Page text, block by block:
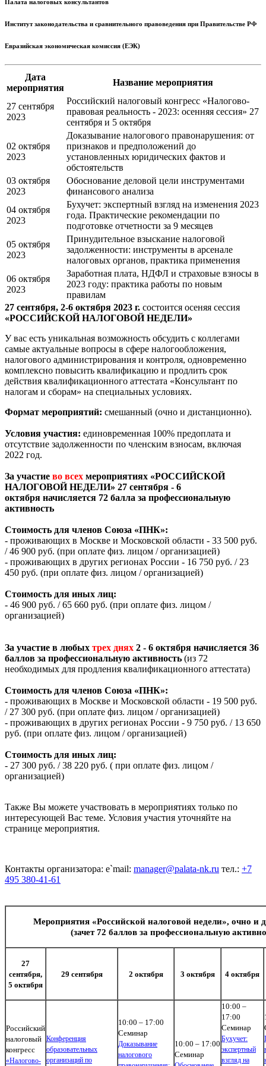
Палата налоговых консультантов
Институт законодательства и сравнительного правоведения при Правительстве РФ
Евразийская экономическая комиссия (ЕЭК)
Дата
мероприятия
Название мероприятия
27 сентября
2023
Российский налоговый конгресс «Налогово-
правовая реальность - 2023: осенняя сессия» 27
сентября и 5 октября
02 октября
2023
Доказывание налогового правонарушения: от
признаков и предположений до
установленных юридических фактов и
обстоятельств
03 октября
2023
Обоснование деловой цели инструментами
финансового анализа
04 октября
2023
Бухучет: экспертный взгляд на изменения 2023
года. Практические рекомендации по
подготовке отчетности за 9 месяцев
05 октября
2023
Принудительное взыскание налоговой
задолженности: инструменты в арсенале
налоговых органов, практика применения
06 октября
2023
Заработная плата, НДФЛ и страховые взносы в
2023 году: практика работы по новым
правилам
27 сентября, 2-6 октября 2023 г. состоится осеняя сессия
«РОССИЙСКОЙ НАЛОГОВОЙ НЕДЕЛИ»
У вас есть уникальная возможность обсудить с коллегами
самые актуальные вопросы в сфере налогообложения,
налогового администрирования и контроля, одновременно
комплексно повысить квалификацию и продлить срок
действия квалификационного аттестата «Консультант по
налогам и сборам» на специальных условиях.
Формат мероприятий: смешанный (очно и дистанционно).
Условия участия: единовременная 100% предоплата и
отсутствие задолженности по членским взносам, включая
2022 год.
За участие во всех мероприятиях «РОССИЙСКОЙ
НАЛОГОВОЙ НЕДЕЛИ» 27 сентября - 6
октября начисляется 72 балла за профессиональную
активность
Стоимость для членов Союза «ПНК»:
- проживающих в Москве и Московской области - 33 500 руб.
/ 46 900 руб. (при оплате физ. лицом / организацией)
- проживающих в других регионах России - 16 750 руб. / 23
450 руб. (при оплате физ. лицом / организацией)
Стоимость для иных лиц:
- 46 900 руб. / 65 660 руб. (при оплате физ. лицом /
организацией)
За участие в любых трех днях 2 - 6 октября начисляется 36
баллов за профессиональную активность (из 72
необходимых для продления квалификационного аттестата)
Стоимость для членов Союза «ПНК»:
- проживающих в Москве и Московской области - 19 500 руб.
/ 27 300 руб. (при оплате физ. лицом / организацией)
- проживающих в других регионах России - 9 750 руб. / 13 650
руб. (при оплате физ. лицом / организацией)
Стоимость для иных лиц:
- 27 300 руб. / 38 220 руб. ( при оплате физ. лицом /
организацией)
Также Вы можете участвовать в мероприятиях только по
интересующей Вас теме. Условия участия уточняйте на
странице мероприятия.
Контакты организатора: e`mail: manager@palata-nk.ru тел.: +7
495 380-41-61
Мероприятия «Российской налоговой недели», очно и
(зачет 72 баллов за профессиональную
27
сентября,
5 октября
29 сентября 2 октября 3 октября 4 октября
Российский
налоговый
конгресс
«Налогово-
Конференция
образовательных
организаций по
10:00 – 17:00
Семинар
Доказывание
налогового
10:00 – 17:00
Семинар
10:00 –
17:00
Семинар
Бухучет:
экспертный
взгляд на